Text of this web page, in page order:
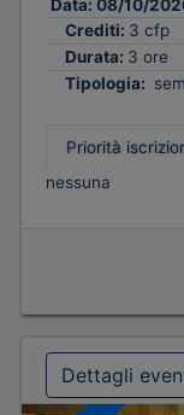
Data: 08/10/
Crediti: 3 cfp
Durata: 3 ore
Tipologia:
Priorità
nessuna
Dettagli